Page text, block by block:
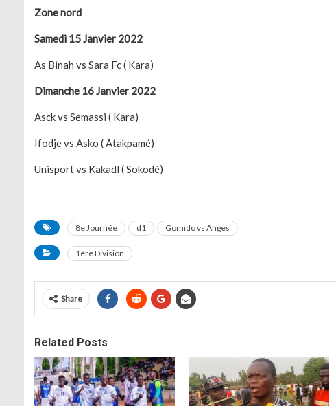
Zone nord
Samedi 15 Janvier 2022
As Binah vs Sara Fc ( Kara)
Dimanche 16 Janvier 2022
Asck vs Semassi ( Kara)
Ifodje vs Asko ( Atakpamé)
Unisport vs Kakadl ( Sokodé)
8e Journée d1 Gomido vs Anges
1ère Division
Share
Related Posts